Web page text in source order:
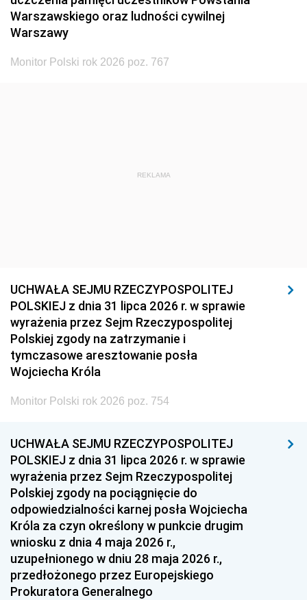
Warszawskiego oraz ludności cywilnej
Warszawy
Monitor Polski rok 2026 poz. 767
REKLAMA
UCHWAŁA SEJMU RZECZYPOSPOLITEJ
POLSKIEJ z dnia 31 lipca 2026 r. w sprawie
wyrażenia przez Sejm Rzeczypospolitej
Polskiej zgody na zatrzymanie i
tymczasowe aresztowanie posła
Wojciecha Króla
Monitor Polski rok 2026 poz. 754
UCHWAŁA SEJMU RZECZYPOSPOLITEJ
POLSKIEJ z dnia 31 lipca 2026 r. w sprawie
wyrażenia przez Sejm Rzeczypospolitej
Polskiej zgody na pociągnięcie do
odpowiedzialności karnej posła Wojciecha
Króla za czyn określony w punkcie drugim
wniosku z dnia 4 maja 2026 r.,
uzupełnionego w dniu 28 maja 2026 r.,
przedłożonego przez Europejskiego
Prokuratora Generalnego